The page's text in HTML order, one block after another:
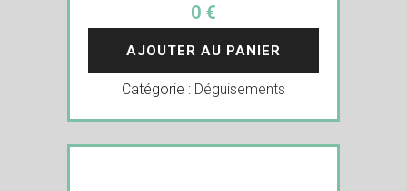
0 €
AJOUTER AU PANIER
Catégorie : Déguisements